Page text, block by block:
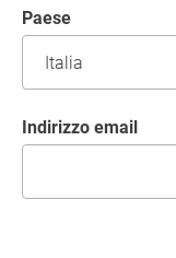
Paese
Indirizzo email